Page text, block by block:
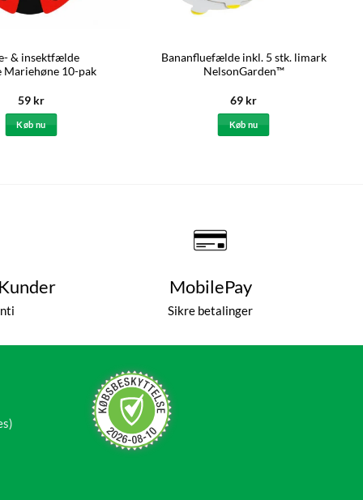
& insektfælde
Mariehøne 10-pak
59 kr
Køb nu
Bananfluefælde inkl. 5 stk. limark
NelsonGarden™
69 kr
Køb nu
MobilePay
Sikre betalinger